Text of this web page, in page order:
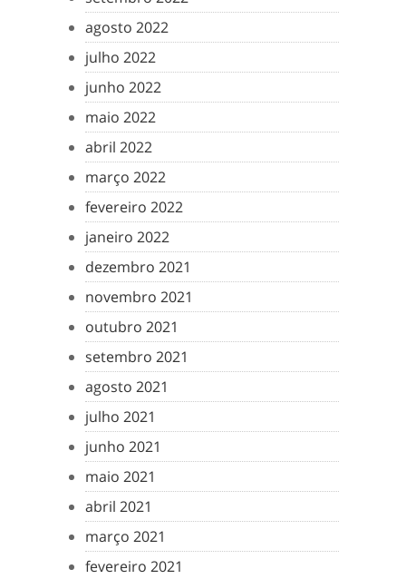
agosto 2022
julho 2022
junho 2022
maio 2022
abril 2022
março 2022
fevereiro 2022
janeiro 2022
dezembro 2021
novembro 2021
outubro 2021
setembro 2021
agosto 2021
julho 2021
junho 2021
maio 2021
abril 2021
março 2021
fevereiro 2021